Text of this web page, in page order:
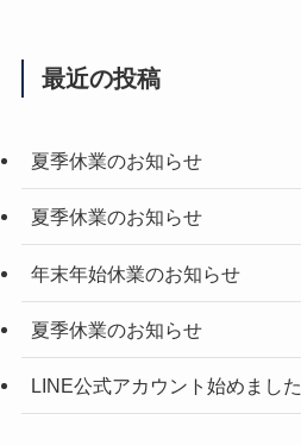
最近の投稿
夏季休業のお知らせ
夏季休業のお知らせ
年末年始休業のお知らせ
夏季休業のお知らせ
LINE公式アカウント始めました